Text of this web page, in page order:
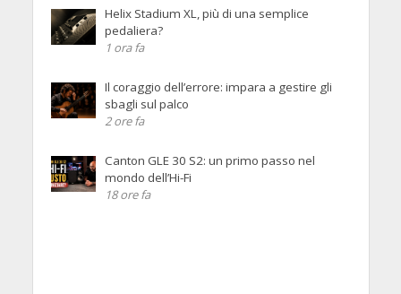
Helix Stadium XL, più di una semplice
pedaliera?
1 ora fa
Il coraggio dell’errore: impara a gestire gli
sbagli sul palco
2 ore fa
Canton GLE 30 S2: un primo passo nel
mondo dell’Hi-Fi
18 ore fa